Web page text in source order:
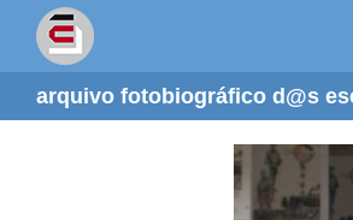
arquivo fotobiográfico d@s